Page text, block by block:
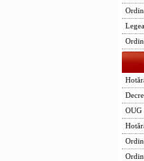
OUG